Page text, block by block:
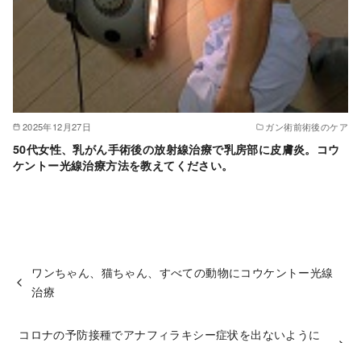
2025年12月27日 ガン術前術後のケア
50代女性、乳がん手術後の放射線治療で乳房部に皮膚炎。コウ
ケントー光線治療方法を教えてください。
ワンちゃん、猫ちゃん、すべての動物にコウケントー光線
治療
コロナの予防接種でアナフィラキシー症状を出ないように